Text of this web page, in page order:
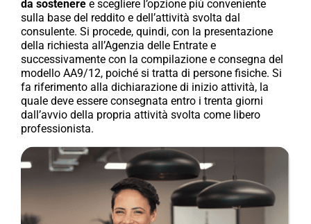
da sostenere e scegliere l’opzione più conveniente
sulla base del reddito e dell’attività svolta dal
consulente. Si procede, quindi, con la presentazione
della richiesta all’Agenzia delle Entrate e
successivamente con la compilazione e consegna del
modello AA9/12, poiché si tratta di persone fisiche. Si
fa riferimento alla dichiarazione di inizio attività, la
quale deve essere consegnata entro i trenta giorni
dall’avvio della propria attività svolta come libero
professionista.